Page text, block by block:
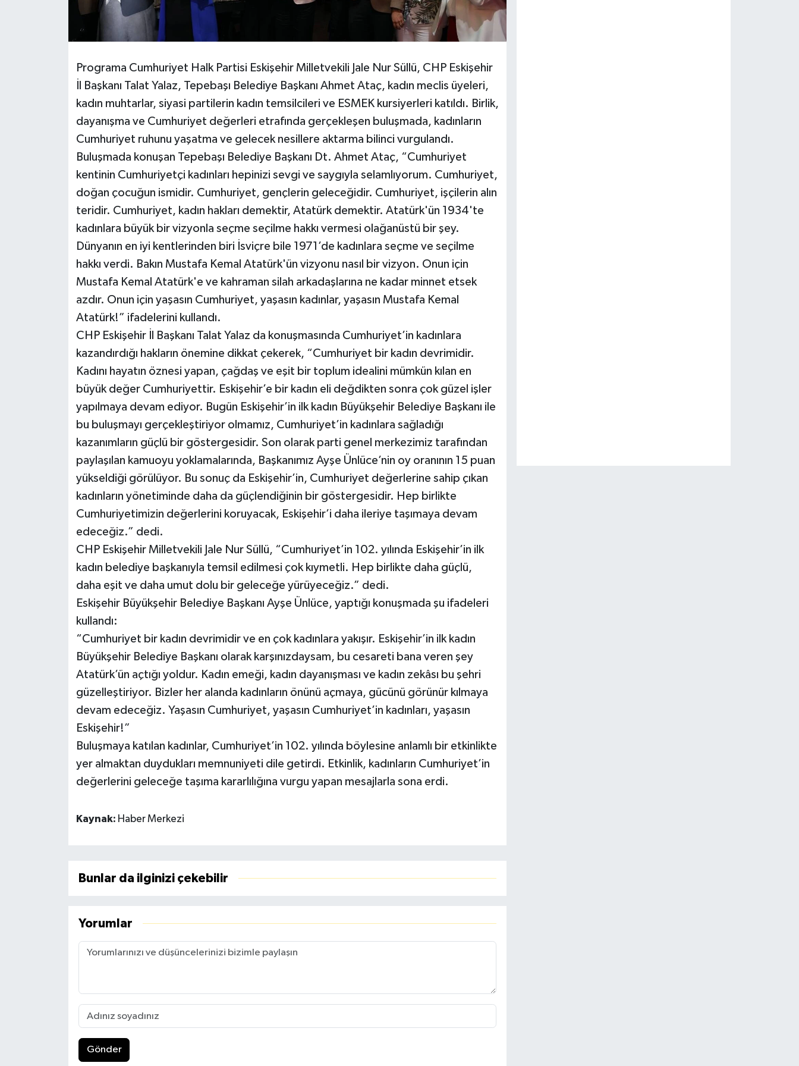
Programa Cumhuriyet Halk Partisi Eskişehir Milletvekili Jale Nur Süllü, CHP Eskişehir
İl Başkanı Talat Yalaz, Tepebaşı Belediye Başkanı Ahmet Ataç, kadın meclis üyeleri,
kadın muhtarlar, siyasi partilerin kadın temsilcileri ve ESMEK kursiyerleri katıldı. Birlik,
dayanışma ve Cumhuriyet değerleri etrafında gerçekleşen buluşmada, kadınların
Cumhuriyet ruhunu yaşatma ve gelecek nesillere aktarma bilinci vurgulandı.
Buluşmada konuşan Tepebaşı Belediye Başkanı Dt. Ahmet Ataç, “Cumhuriyet
kentinin Cumhuriyetçi kadınları hepinizi sevgi ve saygıyla selamlıyorum. Cumhuriyet,
doğan çocuğun ismidir. Cumhuriyet, gençlerin geleceğidir. Cumhuriyet, işçilerin alın
teridir. Cumhuriyet, kadın hakları demektir, Atatürk demektir. Atatürk'ün 1934'te
kadınlara büyük bir vizyonla seçme seçilme hakkı vermesi olağanüstü bir şey.
Dünyanın en iyi kentlerinden biri İsviçre bile 1971’de kadınlara seçme ve seçilme
hakkı verdi. Bakın Mustafa Kemal Atatürk'ün vizyonu nasıl bir vizyon. Onun için
Mustafa Kemal Atatürk'e ve kahraman silah arkadaşlarına ne kadar minnet etsek
azdır. Onun için yaşasın Cumhuriyet, yaşasın kadınlar, yaşasın Mustafa Kemal
Atatürk!” ifadelerini kullandı.
CHP Eskişehir İl Başkanı Talat Yalaz da konuşmasında Cumhuriyet’in kadınlara
kazandırdığı hakların önemine dikkat çekerek, “Cumhuriyet bir kadın devrimidir.
Kadını hayatın öznesi yapan, çağdaş ve eşit bir toplum idealini mümkün kılan en
büyük değer Cumhuriyettir. Eskişehir’e bir kadın eli değdikten sonra çok güzel işler
yapılmaya devam ediyor. Bugün Eskişehir’in ilk kadın Büyükşehir Belediye Başkanı ile
bu buluşmayı gerçekleştiriyor olmamız, Cumhuriyet’in kadınlara sağladığı
kazanımların güçlü bir göstergesidir. Son olarak parti genel merkezimiz tarafından
paylaşılan kamuoyu yoklamalarında, Başkanımız Ayşe Ünlüce’nin oy oranının 15 puan
yükseldiği görülüyor. Bu sonuç da Eskişehir’in, Cumhuriyet değerlerine sahip çıkan
kadınların yönetiminde daha da güçlendiğinin bir göstergesidir. Hep birlikte
Cumhuriyetimizin değerlerini koruyacak, Eskişehir’i daha ileriye taşımaya devam
edeceğiz.” dedi.
CHP Eskişehir Milletvekili Jale Nur Süllü, “Cumhuriyet’in 102. yılında Eskişehir’in ilk
kadın belediye başkanıyla temsil edilmesi çok kıymetli. Hep birlikte daha güçlü,
daha eşit ve daha umut dolu bir geleceğe yürüyeceğiz.” dedi.
Eskişehir Büyükşehir Belediye Başkanı Ayşe Ünlüce, yaptığı konuşmada şu ifadeleri
kullandı:
“Cumhuriyet bir kadın devrimidir ve en çok kadınlara yakışır. Eskişehir’in ilk kadın
Büyükşehir Belediye Başkanı olarak karşınızdaysam, bu cesareti bana veren şey
Atatürk’ün açtığı yoldur. Kadın emeği, kadın dayanışması ve kadın zekâsı bu şehri
güzelleştiriyor. Bizler her alanda kadınların önünü açmaya, gücünü görünür kılmaya
devam edeceğiz. Yaşasın Cumhuriyet, yaşasın Cumhuriyet’in kadınları, yaşasın
Eskişehir!”
Buluşmaya katılan kadınlar, Cumhuriyet’in 102. yılında böylesine anlamlı bir etkinlikte
yer almaktan duydukları memnuniyeti dile getirdi. Etkinlik, kadınların Cumhuriyet’in
değerlerini geleceğe taşıma kararlılığına vurgu yapan mesajlarla sona erdi.
Kaynak: Haber Merkezi
Bunlar da ilginizi çekebilir
Yorumlar
Gönder